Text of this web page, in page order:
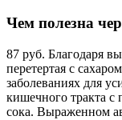
Чем полезна
87 руб. Благодаря
перетертая с
заболеваниях для
кишечного тракта
сока. Выраженном